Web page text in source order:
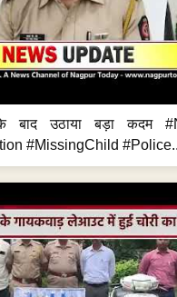
बाद उठाया बड़ा कदम
#MissingChild